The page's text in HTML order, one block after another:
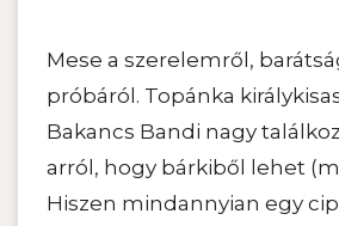
Mese a szerelemről,
próbáról. Topánka
Bakancs Bandi nagy
arról, hogy bárkiből lehet
Hiszen mindannyian egy